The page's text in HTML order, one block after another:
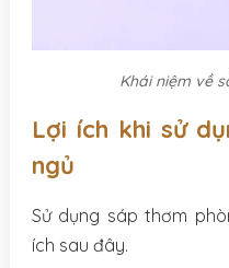
Khái niệm về
Lợi ích khi sử
ngủ
Sử dụng sáp thơm
ích sau đây.